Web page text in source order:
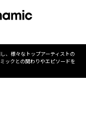
、様々なトップアーティストの
ックとの関わりやエピソードを